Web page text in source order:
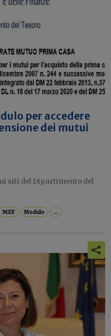
per accedere
dei mutui
siti del Dipartimento del
MEF Modulo ...